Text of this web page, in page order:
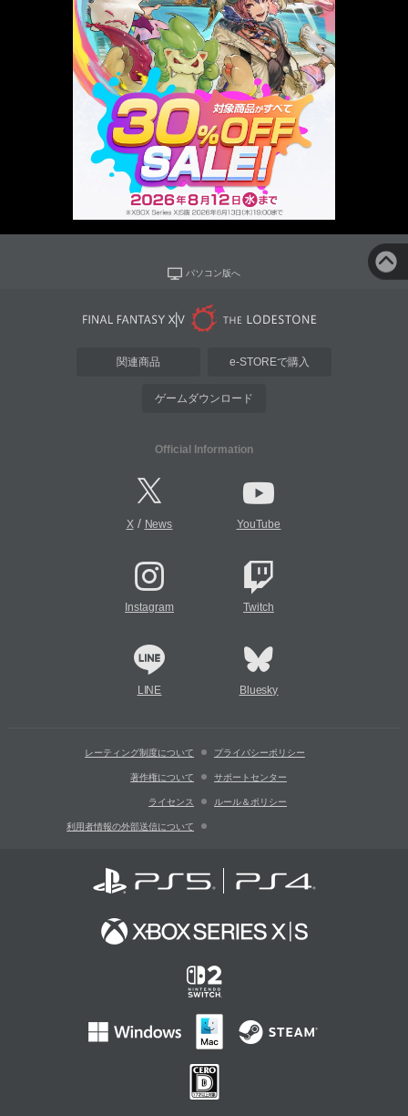
パソコン版へ
関連商品 e-STOREで購入
ゲームダウンロード
Official Information
X/ News YouTube
Instagram Twitch
LINE Bluesky
レーティング制度について プライバシーポリシー
著作権について サポートセンター
ライセンス ルール＆ポリシー
利用者情報の外部送信について